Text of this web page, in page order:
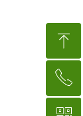
ꁸ
回到顶部
ꂅ
15767554018